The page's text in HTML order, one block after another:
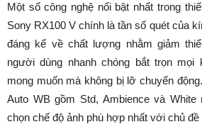
Một số công nghệ nổi bật nhất trong
Sony RX100 V chính là tần số quét của
đáng kể về chất lượng nhằm giảm
người dùng nhanh chóng bắt trọn mọi
mong muốn mà không bị lỡ chuyển
Auto WB gồm Std, Ambience và
chọn chế độ ảnh phù hợp nhất với chủ đề